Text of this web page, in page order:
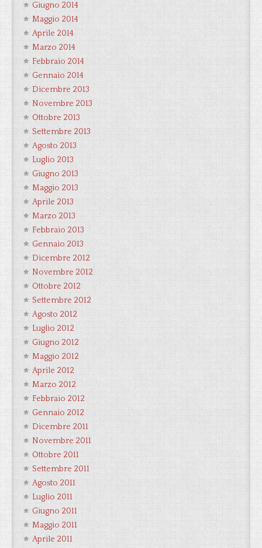
Giugno 2014
Maggio 2014
Aprile 2014
Marzo 2014
Febbraio 2014
Gennaio 2014
Dicembre 2013
Novembre 2013
Ottobre 2013
Settembre 2013
Agosto 2013
Luglio 2013
Giugno 2013
Maggio 2013
Aprile 2013
Marzo 2013
Febbraio 2013
Gennaio 2013
Dicembre 2012
Novembre 2012
Ottobre 2012
Settembre 2012
Agosto 2012
Luglio 2012
Giugno 2012
Maggio 2012
Aprile 2012
Marzo 2012
Febbraio 2012
Gennaio 2012
Dicembre 2011
Novembre 2011
Ottobre 2011
Settembre 2011
Agosto 2011
Luglio 2011
Giugno 2011
Maggio 2011
Aprile 2011